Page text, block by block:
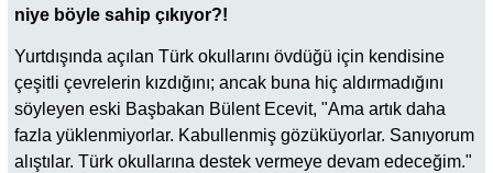
niye böyle sahip çıkıyor?!
Yurtdışında açılan Türk okullarını övdüğü için kendisine
çeşitli çevrelerin kızdığını; ancak buna hiç aldırmadığını
söyleyen eski Başbakan Bülent Ecevit, "Ama artık daha
fazla yüklenmiyorlar. Kabullenmiş gözüküyorlar. Sanıyorum
alıştılar. Türk okullarına destek vermeye devam edeceğim."